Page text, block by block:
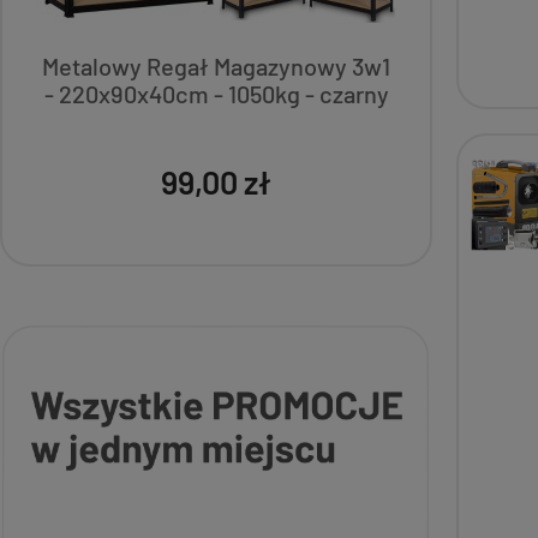
Metalowy Regał Magazynowy 3w1
- 220x90x40cm - 1050kg - czarny
99,00 zł